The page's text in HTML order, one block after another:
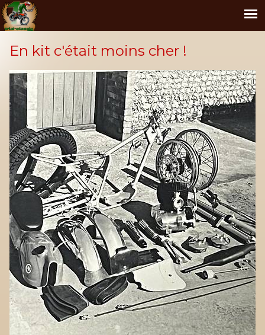
En kit c'était moins cher !